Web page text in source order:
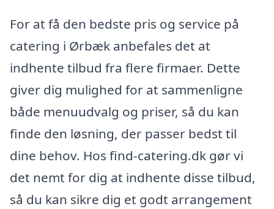
For at få den bedste pris og service på
catering i Ørbæk anbefales det at
indhente tilbud fra flere firmaer. Dette
giver dig mulighed for at sammenligne
både menuudvalg og priser, så du kan
finde den løsning, der passer bedst til
dine behov. Hos find-catering.dk gør vi
det nemt for dig at indhente disse tilbud,
så du kan sikre dig et godt arrangement